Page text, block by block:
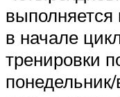
выполняется
в начале
тренировки